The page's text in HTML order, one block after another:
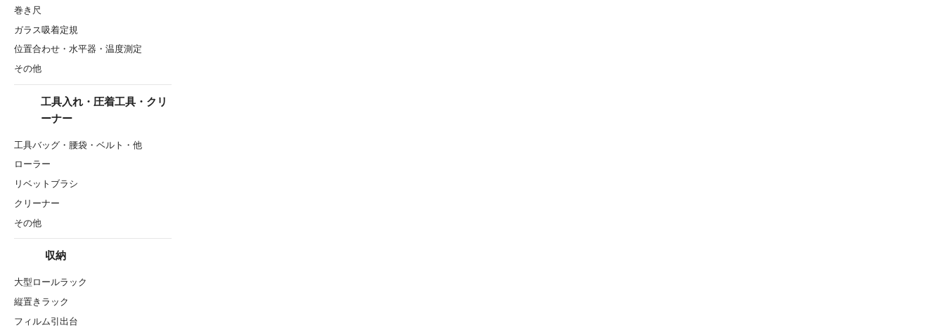
巻き尺
ガラス吸着定規
位置合わせ・水平器・温度測定
その他
工具入れ・圧着工具・クリ
ーナー
工具バッグ・腰袋・ベルト・他
ローラー
リベットブラシ
クリーナー
その他
収納
大型ロールラック
縦置きラック
フィルム引出台